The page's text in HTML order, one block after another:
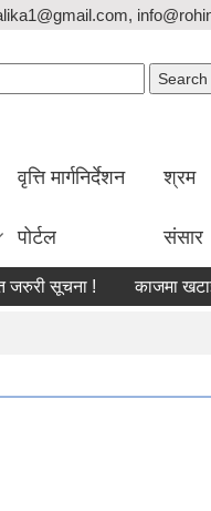
वृत्ति मार्गनिर्देशन
पोर्टल
श्रम
संसार
सूचना ! काजमा खटाइएको